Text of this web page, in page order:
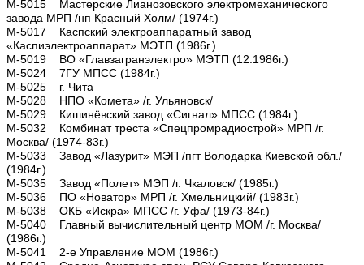
М-5015 Мастерские Лианозовского электромеханического
завода МРП /нп Красный Холм/ (1974г.)
М-5017 Каспский электроаппаратный завод
«Каспиэлектроаппарат» МЭТП (1986г.)
М-5019 ВО «Главзагранэлектро» МЭТП (12.1986г.)
М-5024 7ГУ МПСС (1984г.)
М-5025 г. Чита
М-5028 НПО «Комета» /г. Ульяновск/
М-5029 Кишинёвский завод «Сигнал» МПСС (1984г.)
М-5032 Комбинат треста «Спецпромрадиострой» МРП /г.
Москва/ (1974-83г.)
М-5033 Завод «Лазурит» МЭП /пгт Володарка Киевской обл./
(1984г.)
М-5035 Завод «Полет» МЭП /г. Чкаловск/ (1985г.)
М-5036 ПО «Новатор» МРП /г. Хмельницкий/ (1983г.)
М-5038 ОКБ «Искра» МПСС /г. Уфа/ (1973-84г.)
М-5040 Главный вычислительный центр МОМ /г. Москва/
(1986г.)
М-5041 2-е Управление МОМ (1986г.)